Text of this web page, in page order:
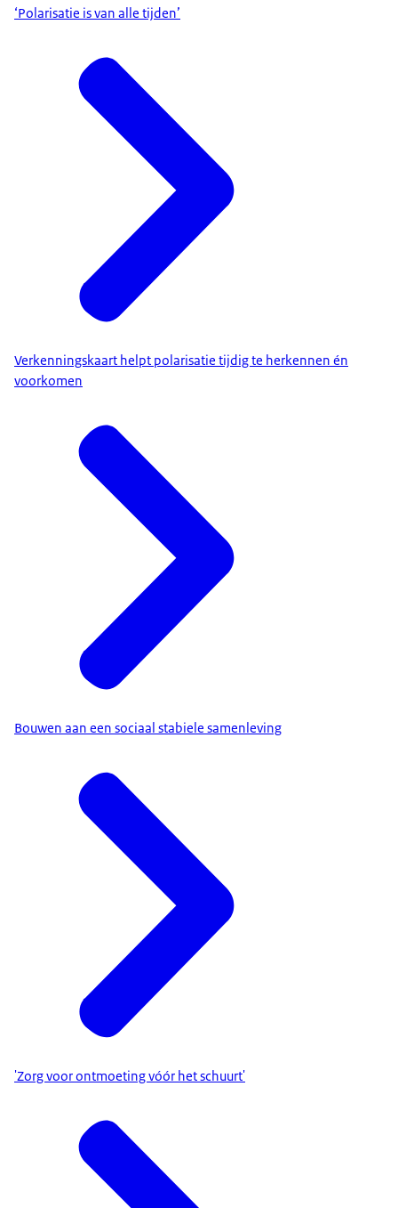
‘Polarisatie is van alle tijden’
Verkenningskaart helpt polarisatie tijdig te herkennen én
voorkomen
Bouwen aan een sociaal stabiele samenleving
'Zorg voor ontmoeting vóór het schuurt'